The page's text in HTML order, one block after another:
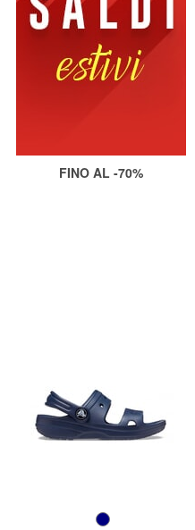
FINO AL -70%